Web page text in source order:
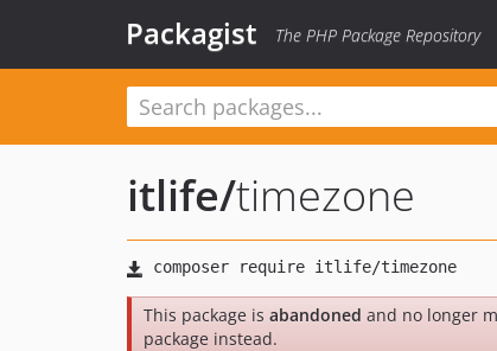
Packagist The PHP Package Repository
itlife/timezone
This package is abandoned and no longer
package instead.